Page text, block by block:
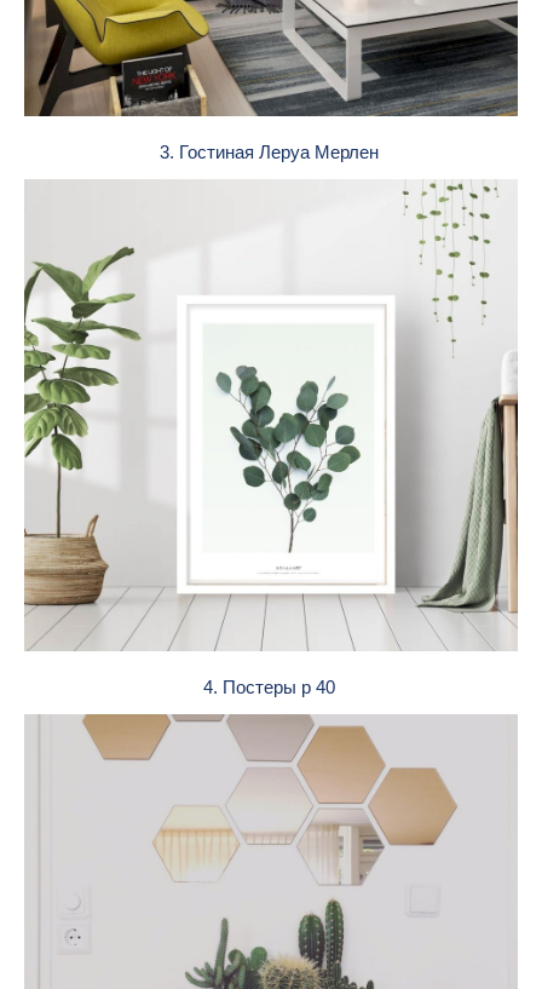
3. Гостиная Леруа Мерлен
4. Постеры р 40